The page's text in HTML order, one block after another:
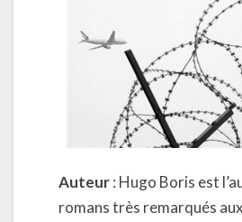
Auteur: Hugo Boris est
romans très remarqués